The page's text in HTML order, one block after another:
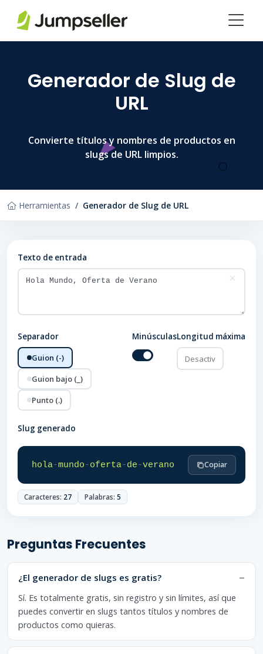
Generador de Slug de
URL
Convierte títulos y nombres de productos en
slugs de URL limpios.
Herramientas Generador de Slug de URL
Texto de entrada
✕
Separador
Guion (-)
Guion bajo (_)
Punto (.)
MinúsculasLongitud máxima
Slug generado
hola-mundo-oferta-de-verano Copiar
Caracteres: 27 Palabras: 5
Preguntas Frecuentes
¿El generador de slugs es gratis?
Sí. Es totalmente gratis, sin registro y sin límites, así que
puedes convertir en slugs tantos títulos y nombres de
productos como quieras.